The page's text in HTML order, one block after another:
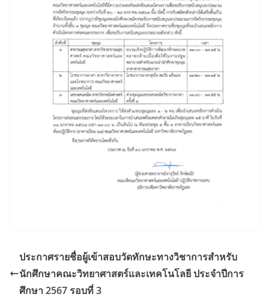
ประกาศรายชื่อผู้เข้าสอบวัดทักษะทางวิชาการสำหรับ
นักศึกษาคณะวิทยาศาสตร์และเทคโนโลยี ประจำปีการ
ศึกษา 2567 รอบที่ 3